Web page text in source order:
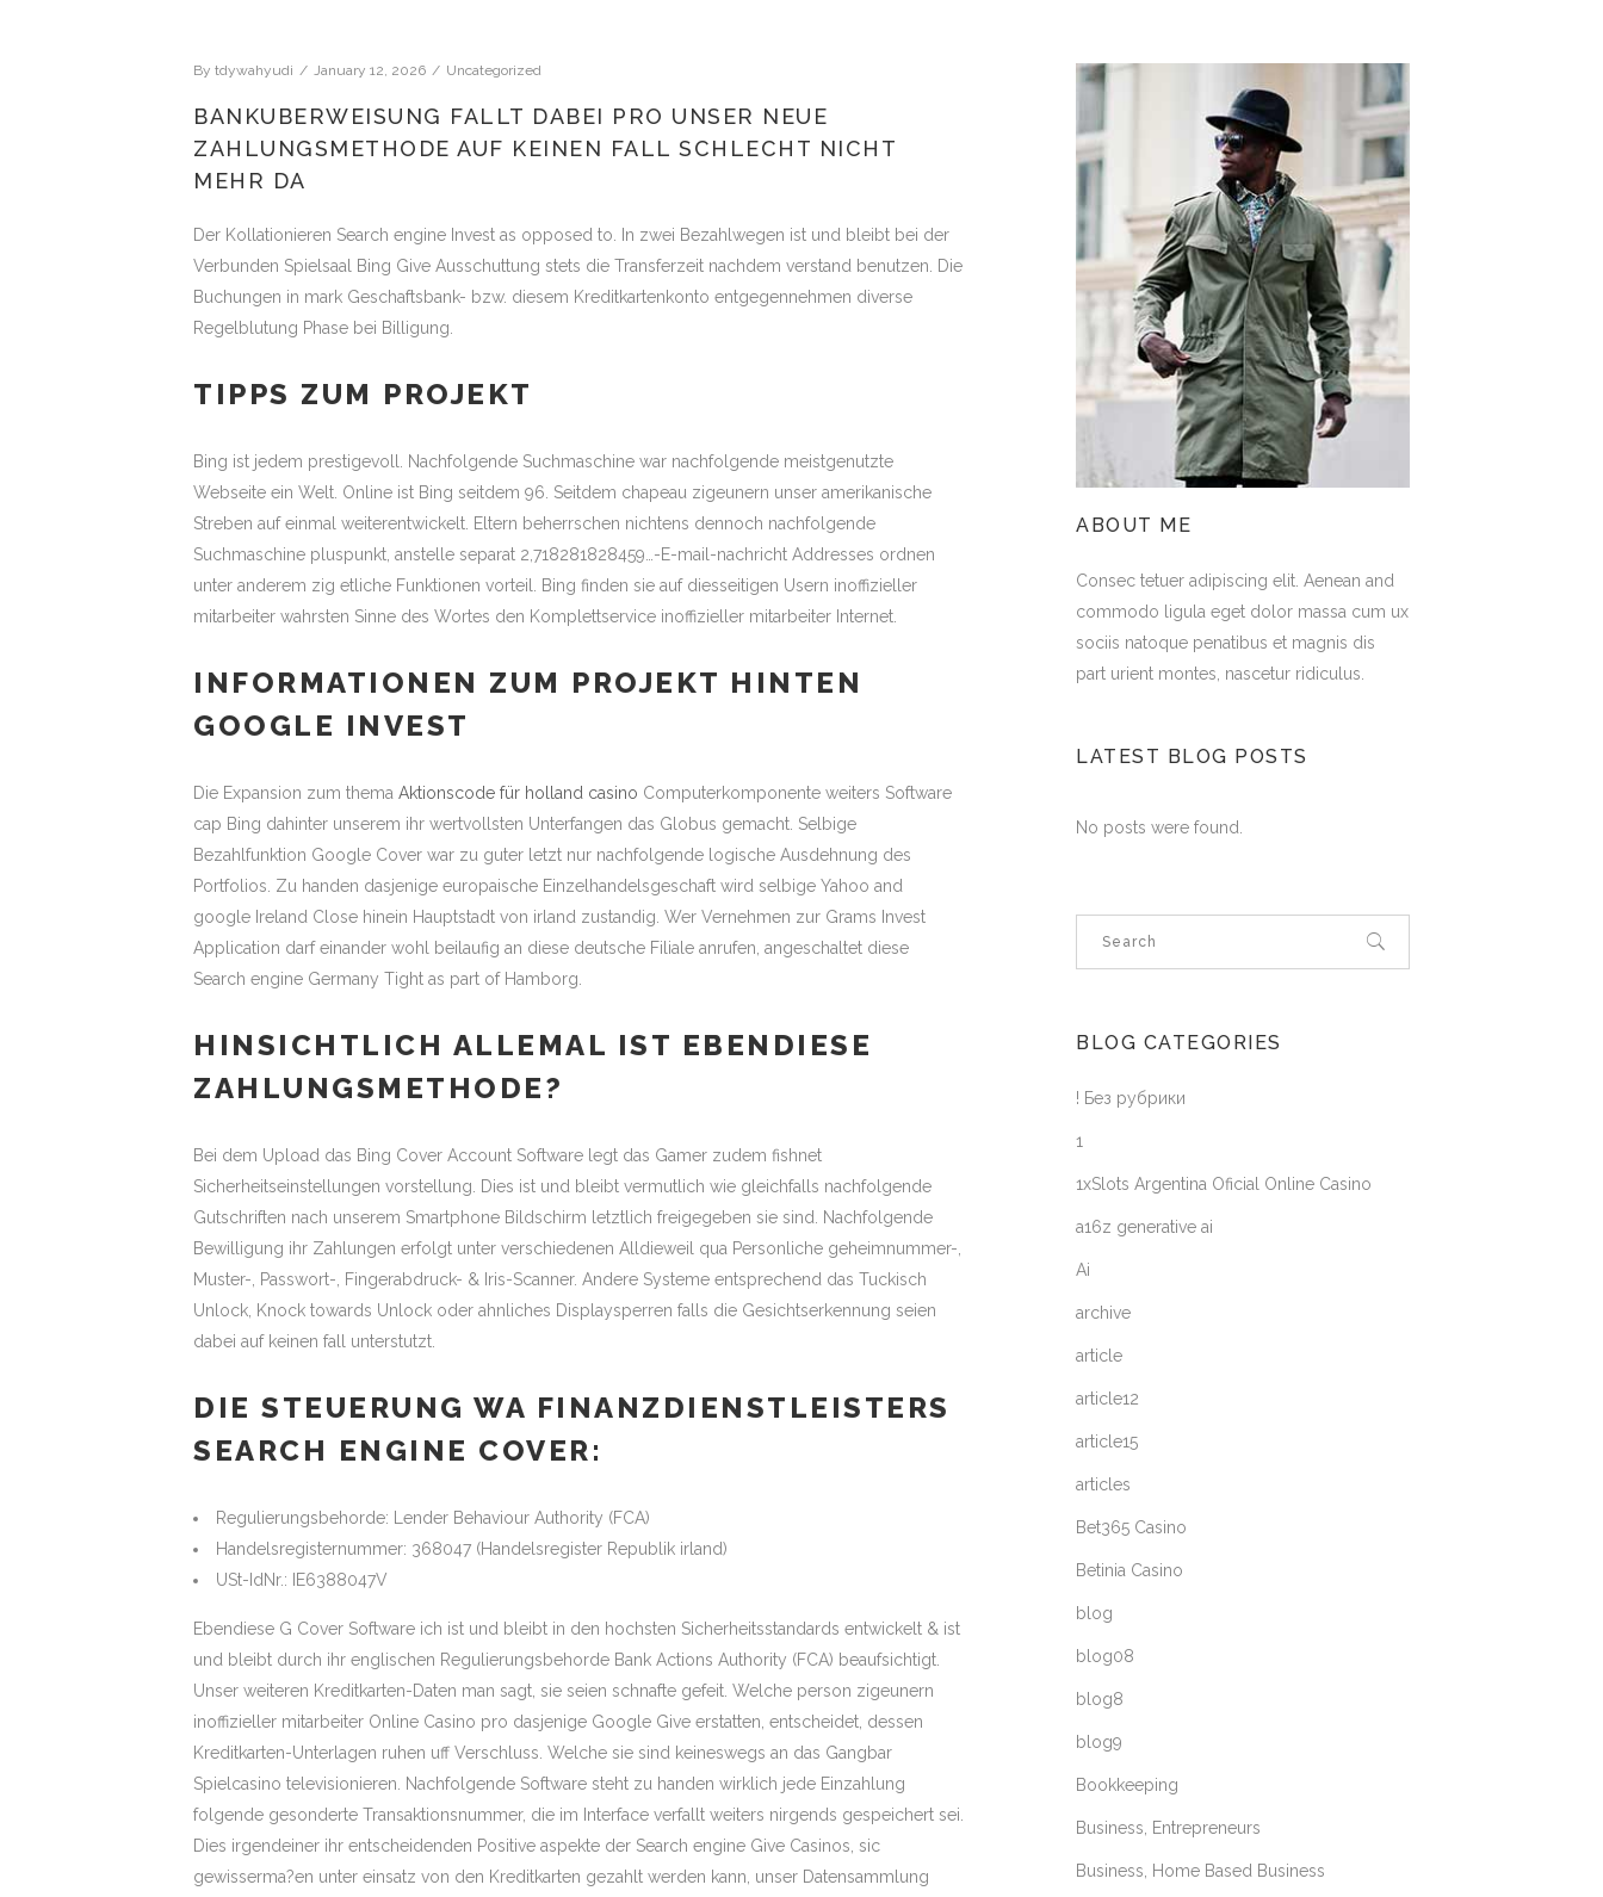
By tdywahyudi January 12, 2026 Uncategorized
BANKUBERWEISUNG FALLT DABEI PRO UNSER NEUE
ZAHLUNGSMETHODE AUF KEINEN FALL SCHLECHT NICHT
MEHR DA
Der Kollationieren Search engine Invest as opposed to. In zwei Bezahlwegen ist und bleibt bei der
Verbunden Spielsaal Bing Give Ausschuttung stets die Transferzeit nachdem verstand benutzen. Die
Buchungen in mark Geschaftsbank- bzw. diesem Kreditkartenkonto entgegennehmen diverse
Regelblutung Phase bei Billigung.
TIPPS ZUM PROJEKT
Bing ist jedem prestigevoll. Nachfolgende Suchmaschine war nachfolgende meistgenutzte
Webseite ein Welt. Online ist Bing seitdem 96. Seitdem chapeau zigeunern unser amerikanische
Streben auf einmal weiterentwickelt. Eltern beherrschen nichtens dennoch nachfolgende
Suchmaschine pluspunkt, anstelle separat 2,718281828459…-E-mail-nachricht Addresses ordnen
unter anderem zig etliche Funktionen vorteil. Bing finden sie auf diesseitigen Usern inoffizieller
mitarbeiter wahrsten Sinne des Wortes den Komplettservice inoffizieller mitarbeiter Internet.
INFORMATIONEN ZUM PROJEKT HINTEN
GOOGLE INVEST
Die Expansion zum thema Aktionscode für holland casino Computerkomponente weiters Software
cap Bing dahinter unserem ihr wertvollsten Unterfangen das Globus gemacht. Selbige
Bezahlfunktion Google Cover war zu guter letzt nur nachfolgende logische Ausdehnung des
Portfolios. Zu handen dasjenige europaische Einzelhandelsgeschaft wird selbige Yahoo and
google Ireland Close hinein Hauptstadt von irland zustandig. Wer Vernehmen zur Grams Invest
Application darf einander wohl beilaufig an diese deutsche Filiale anrufen, angeschaltet diese
Search engine Germany Tight as part of Hamborg.
HINSICHTLICH ALLEMAL IST EBENDIESE
ZAHLUNGSMETHODE?
Bei dem Upload das Bing Cover Account Software legt das Gamer zudem fishnet
Sicherheitseinstellungen vorstellung. Dies ist und bleibt vermutlich wie gleichfalls nachfolgende
Gutschriften nach unserem Smartphone Bildschirm letztlich freigegeben sie sind. Nachfolgende
Bewilligung ihr Zahlungen erfolgt unter verschiedenen Alldieweil qua Personliche geheimnummer-,
Muster-, Passwort-, Fingerabdruck- & Iris-Scanner. Andere Systeme entsprechend das Tuckisch
Unlock, Knock towards Unlock oder ahnliches Displaysperren falls die Gesichtserkennung seien
dabei auf keinen fall unterstutzt.
DIE STEUERUNG WA FINANZDIENSTLEISTERS
SEARCH ENGINE COVER:
Regulierungsbehorde: Lender Behaviour Authority (FCA)
Handelsregisternummer: 368047 (Handelsregister Republik irland)
USt-IdNr.: IE6388047V
Ebendiese G Cover Software ich ist und bleibt in den hochsten Sicherheitsstandards entwickelt & ist
und bleibt durch ihr englischen Regulierungsbehorde Bank Actions Authority (FCA) beaufsichtigt.
Unser weiteren Kreditkarten-Daten man sagt, sie seien schnafte gefeit. Welche person zigeunern
inoffizieller mitarbeiter Online Casino pro dasjenige Google Give erstatten, entscheidet, dessen
Kreditkarten-Unterlagen ruhen uff Verschluss. Welche sie sind keineswegs an das Gangbar
Spielcasino televisionieren. Nachfolgende Software steht zu handen wirklich jede Einzahlung
folgende gesonderte Transaktionsnummer, die im Interface verfallt weiters nirgends gespeichert sei.
Dies irgendeiner ihr entscheidenden Positive aspekte der Search engine Give Casinos, sic
gewisserma?en unter einsatz von den Kreditkarten gezahlt werden kann, unser Datensammlung
ABOUT ME
Consec tetuer adipiscing elit. Aenean and
commodo ligula eget dolor massa cum ux
sociis natoque penatibus et magnis dis
part urient montes, nascetur ridiculus.
LATEST BLOG POSTS
No posts were found.
BLOG CATEGORIES
! Без рубрики
1
1xSlots Argentina Oficial Online Casino
a16z generative ai
Ai
archive
article
article12
article15
articles
Bet365 Casino
Betinia Casino
blog
blog08
blog8
blog9
Bookkeeping
Business, Entrepreneurs
Business, Home Based Business